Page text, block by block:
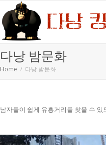
다낭 밤문화
Home 다낭 밤문화
남자들이 쉽게 유흥거리를 찾을 수